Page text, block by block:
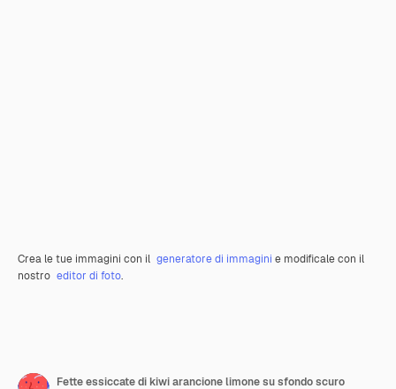
Crea le tue immagini con il generatore di immagini e modificale con il
nostro editor di foto.
Fette essiccate di kiwi arancione limone su sfondo scuro